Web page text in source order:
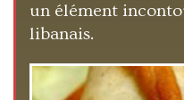
un élément
libanais.